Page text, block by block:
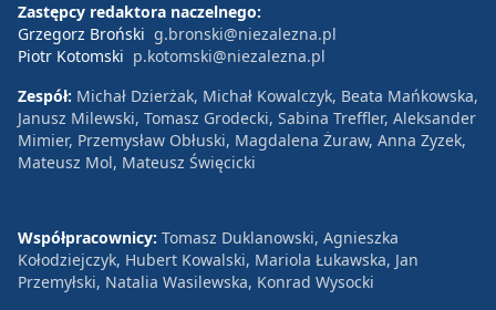
Zastępcy redaktora naczelnego:
Grzegorz Broński g.bronski@niezalezna.pl
Piotr Kotomski p.kotomski@niezalezna.pl
Zespół: Michał Dzierżak, Michał Kowalczyk, Beata Mańkowska,
Janusz Milewski, Tomasz Grodecki, Sabina Treffler, Aleksander
Mimier, Przemysław Obłuski, Magdalena Żuraw, Anna Zyzek,
Mateusz Mol, Mateusz Święcicki
Współpracownicy: Tomasz Duklanowski, Agnieszka
Kołodziejczyk, Hubert Kowalski, Mariola Łukawska, Jan
Przemyłski, Natalia Wasilewska, Konrad Wysocki